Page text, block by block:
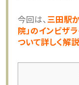
今回は、三田駅
院」のインビザ
ついて詳しく解説